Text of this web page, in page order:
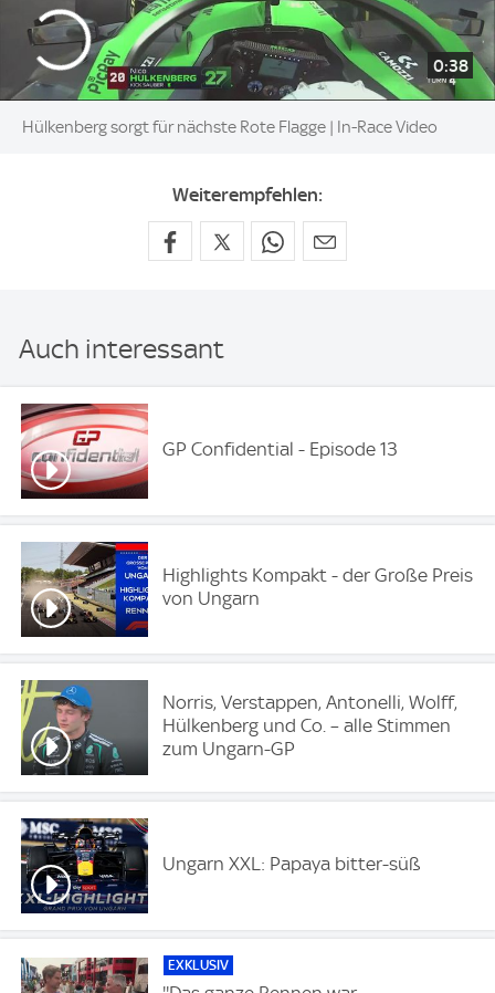
0:38
Hülkenberg sorgt für nächste Rote Flagge | In-Race Video
Weiterempfehlen:
Auch interessant
GP Confidential - Episode 13
Highlights Kompakt - der Große Preis
von Ungarn
Norris, Verstappen, Antonelli, Wolff,
Hülkenberg und Co. – alle Stimmen
zum Ungarn-GP
Ungarn XXL: Papaya bitter-süß
EXKLUSIV